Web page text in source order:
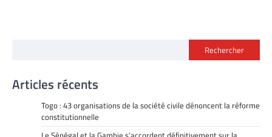
Rechercher
Articles récents
Togo : 43 organisations de la société civile dénoncent la réforme
constitutionnelle